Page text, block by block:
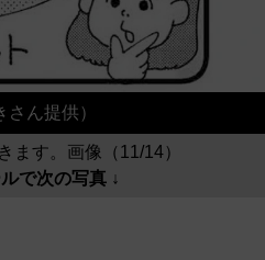
ん提供）
ます。画像（11/14）
で次の写真 ↓